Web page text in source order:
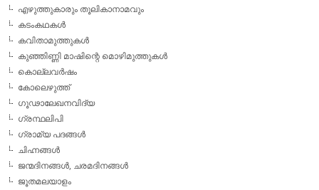
എഴുത്തുകാരും തൂലികാനാമവും
കടംകഥകള്‍
കവിതാമുത്തുകള്‍
കുഞ്ഞിണ്ണി മാഷിന്റെ മൊഴിമുത്തുകള്‍
കൊല്ലവര്‍ഷം
കോലെഴുത്ത്
ഗൂഢാലേഖനവിദ്യ
ഗ്രന്ഥലിപി
ഗ്രാമ്യ പദങ്ങള്‍
ചിഹ്നങ്ങള്‍
ജന്മദിനങ്ങള്‍, ചരമദിനങ്ങള്‍
ജൂതമലയാളം